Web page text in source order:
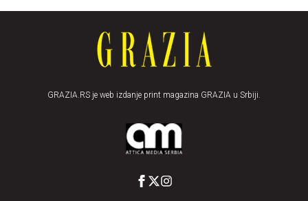
GRAZIA.RS je web izdanje print magazina GRAZIA u Srbiji.